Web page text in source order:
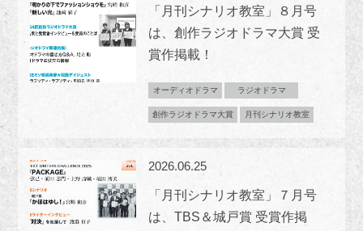
「月刊シナリオ教室」８月号
は、創作ラジオドラマ大賞 受
賞作掲載！
オーディオドラマ ラジオドラマ
創作ラジオドラマ大賞 月刊シナリオ教室
2026.06.25
「月刊シナリオ教室」７月号
は、TBS＆城戸賞 受賞作掲